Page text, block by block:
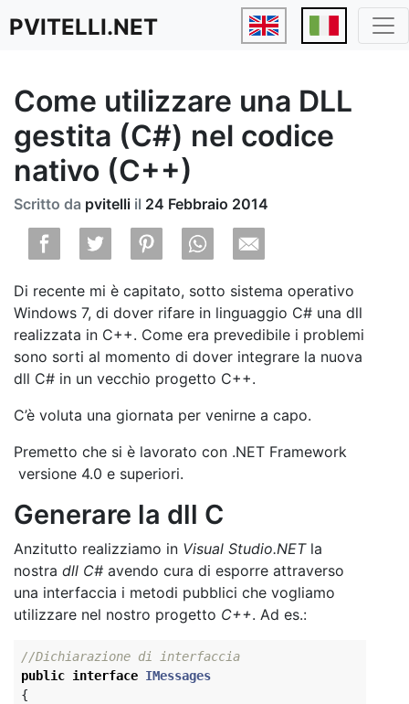
PVITELLI.NET
Come utilizzare una DLL
gestita (C#) nel codice
nativo (C++)
Scritto da pvitelli il 24 Febbraio 2014
Di recente mi è capitato, sotto sistema operativo
Windows 7, di dover rifare in linguaggio C# una dll
realizzata in C++. Come era prevedibile i problemi
sono sorti al momento di dover integrare la nuova
dll C# in un vecchio progetto C++.
C’è voluta una giornata per venirne a capo.
Premetto che si è lavorato con .NET Framework
versione 4.0 e superiori.
Generare la dll C
Anzitutto realizziamo in Visual Studio.NETla
nostra dll C# avendo cura di esporre attraverso
una interfaccia i metodi pubblici che vogliamo
utilizzare nel nostro progetto C++. Ad es.:
//Dichiarazione di interfaccia
public interface IMessages
{